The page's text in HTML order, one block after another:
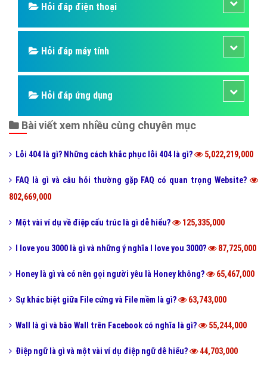
Hỏi đáp điện thoại
Hỏi đáp máy tính
Hỏi đáp ứng dụng
Bài viết xem nhiều cùng chuyên mục
Lỗi 404 là gì? Những cách khắc phục lỗi 404 là gì? 5,022,219,000
FAQ là gì và câu hỏi thường gặp FAQ có quan trọng Website?
802,669,000
Một vài ví dụ về điệp cấu trúc là gì dễ hiểu? 125,335,000
I love you 3000 là gì và những ý nghĩa I love you 3000? 87,725,000
Honey là gì và có nên gọi người yêu là Honey không? 65,467,000
Sự khác biệt giữa File cứng và File mềm là gì? 63,743,000
Wall là gì và bão Wall trên Facebook có nghĩa là gì? 55,244,000
Điệp ngữ là gì và một vài ví dụ điệp ngữ dễ hiểu? 44,703,000